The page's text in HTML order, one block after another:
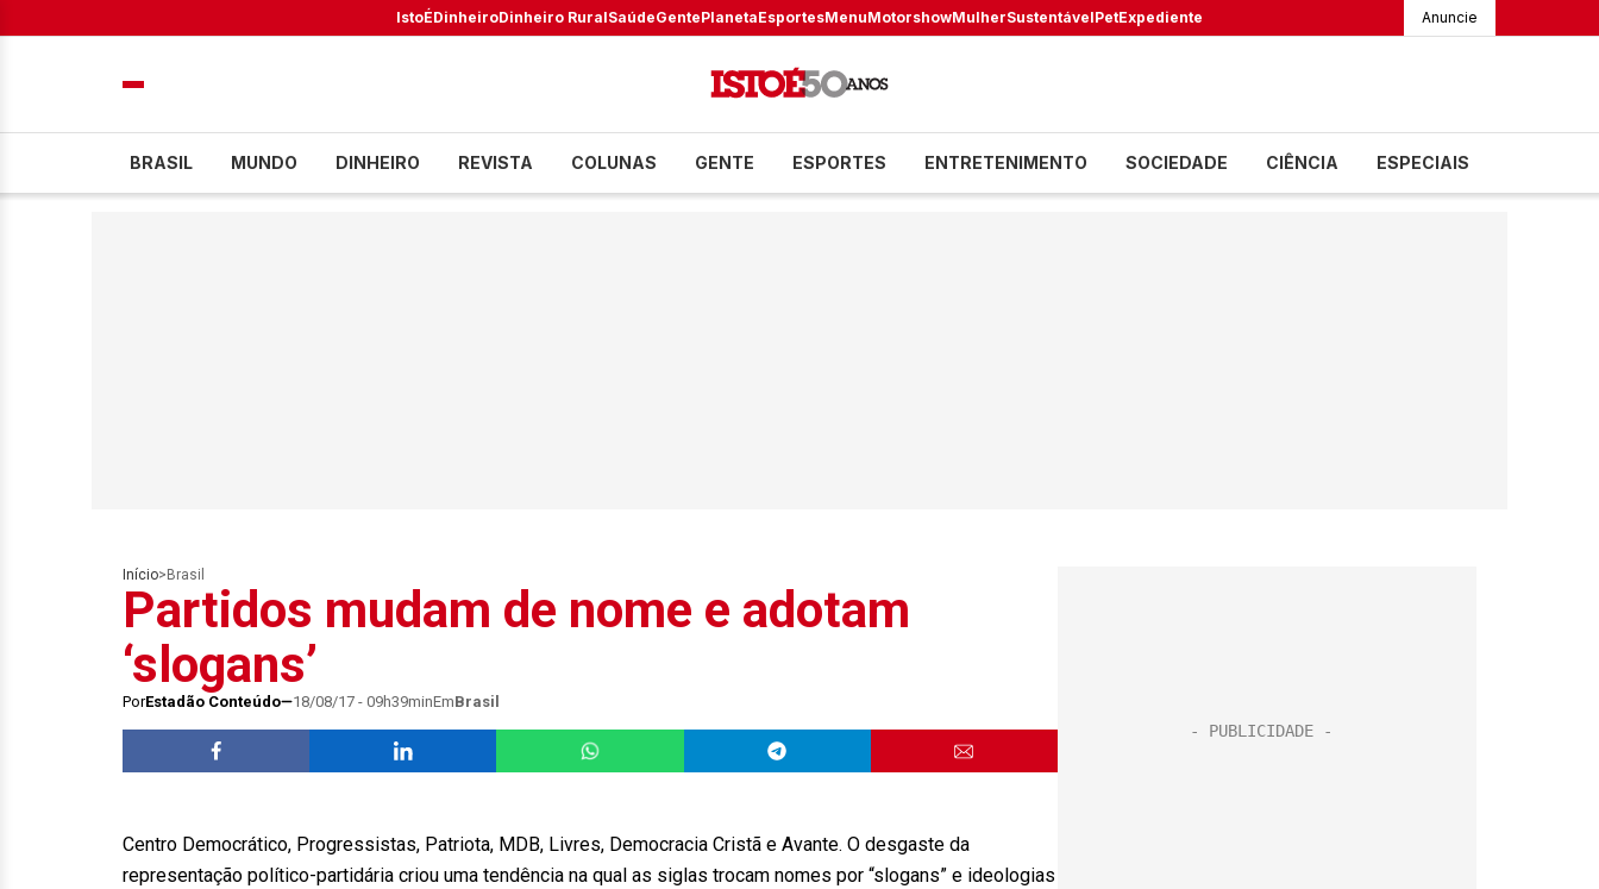
IstoÉDinheiroDinheiro RuralSaúdeGentePlanetaEsportesMenuMotorshowMulherSustentávelPetExpediente Anuncie
BRASIL MUNDO DINHEIRO REVISTA COLUNAS GENTE ESPORTES ENTRETENIMENTO SOCIEDADE CIÊNCIA ESPECIAIS
Início> Brasil
Partidos mudam de nome e adotam
‘slogans’
PorEstadão Conteúdo 18/08/17 - 09h39minEmBrasil
Centro Democrático, Progressistas, Patriota, MDB, Livres, Democracia Cristã e Avante. O desgaste da
representação político-partidária criou uma tendência na qual as siglas trocam nomes por “slogans” e ideologias